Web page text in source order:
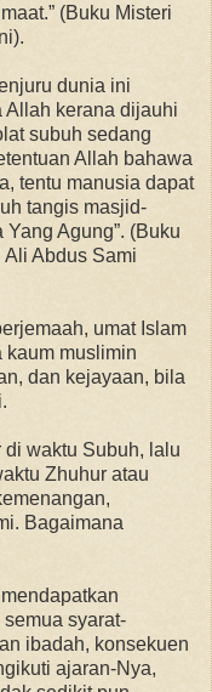
(Buku Misteri
dunia ini
Allah kerana dijauhi
subuh sedang
Allah bahawa
tentu manusia dapat
tangis masjid-
Agung”. (Buku
Abdus Sami
umat Islam
kaum muslimin
dan kejayaan, bila
waktu Subuh, lalu
Zhuhur atau
Bagaimana
syarat-
ibadah, konsekuen
ajaran-Nya,